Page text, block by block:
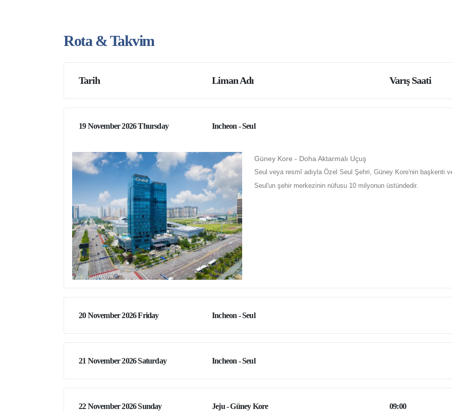
Rota & Takvim
Tarih Liman Adı Varış Saati
19 November 2026 Thursday Incheon - Seul
Güney Kore - Doha Aktarmalı Uçuş
Seul veya resmî adıyla Özel Seul Şehri, Güney Kore'nin başkenti
Seul'un şehir merkezinin nüfusu 10 milyonun üstündedir.
20 November 2026 Friday Incheon - Seul
21 November 2026 Saturday Incheon - Seul
22 November 2026 Sunday Jeju - Güney Kore 09:00